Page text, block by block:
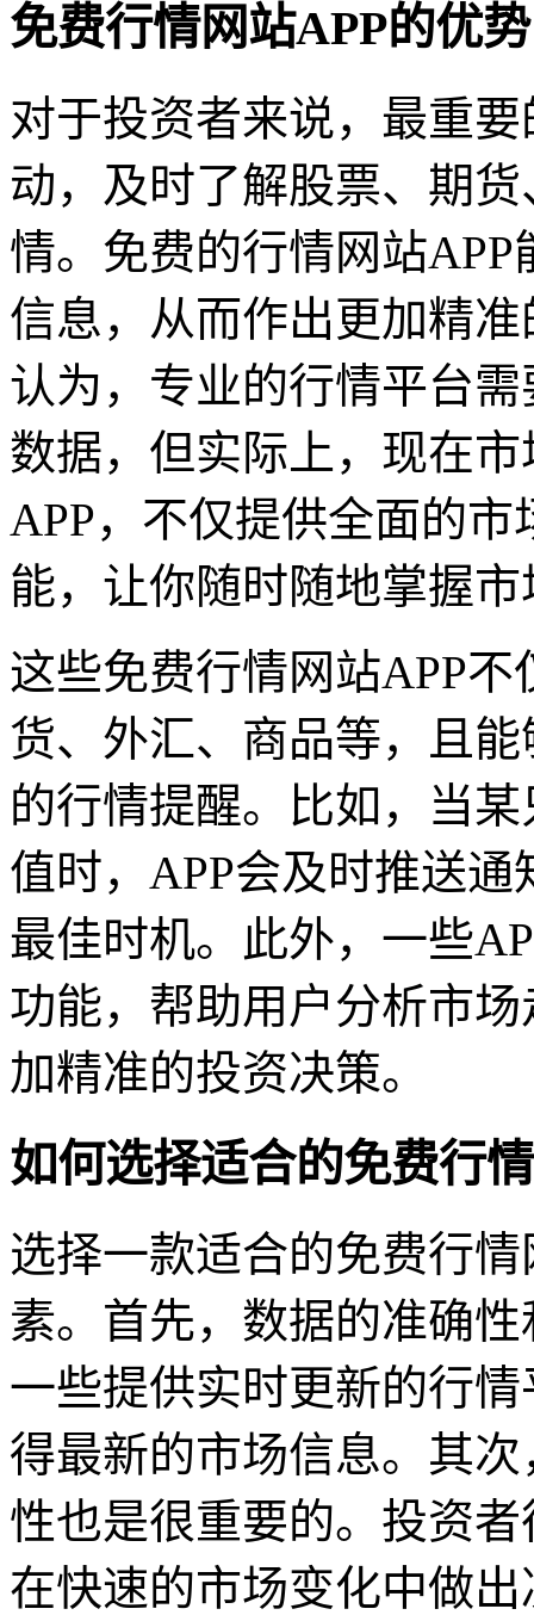
免费行情网站APP的优势
对于投资者来说，最重
动，及时了解股票、期
情。免费的行情网站
信息，从而作出更加精
认为，专业的行情平台
数据，但实际上，现在
APP，不仅提供全面的
能，让你随时随地掌握
这些免费行情网站APP
货、外汇、商品等，且
的行情提醒。比如，当
值时，APP会及时推送
最佳时机。此外，一些
功能，帮助用户分析市
加精准的投资决策。
如何选择适合的免费行
选择一款适合的免费行
素。首先，数据的准确
一些提供实时更新的行
得最新的市场信息。其
性也是很重要的。投资
在快速的市场变化中做